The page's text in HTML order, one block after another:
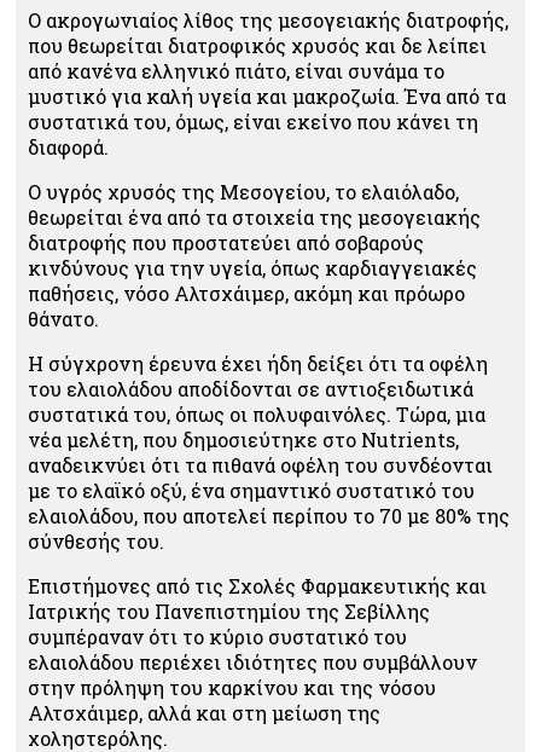
Ο ακρογωνιαίος λίθος της μεσογειακής διατροφής,
που θεωρείται διατροφικός χρυσός και δε λείπει
από κανένα ελληνικό πιάτο, είναι συνάμα το
μυστικό για καλή υγεία και μακροζωία. Ένα από τα
συστατικά του, όμως, είναι εκείνο που κάνει τη
διαφορά.
Ο υγρός χρυσός της Μεσογείου, το ελαιόλαδο,
θεωρείται ένα από τα στοιχεία της μεσογειακής
διατροφής που προστατεύει από σοβαρούς
κινδύνους για την υγεία, όπως καρδιαγγειακές
παθήσεις, νόσο Αλτσχάιμερ, ακόμη και πρόωρο
θάνατο.
Η σύγχρονη έρευνα έχει ήδη δείξει ότι τα οφέλη
του ελαιολάδου αποδίδονται σε αντιοξειδωτικά
συστατικά του, όπως οι πολυφαινόλες. Τώρα, μια
νέα μελέτη, που δημοσιεύτηκε στο Nutrients,
αναδεικνύει ότι τα πιθανά οφέλη του συνδέονται
με το ελαϊκό οξύ, ένα σημαντικό συστατικό του
ελαιολάδου, που αποτελεί περίπου το 70 με 80% της
σύνθεσής του.
Επιστήμονες από τις Σχολές Φαρμακευτικής και
Ιατρικής του Πανεπιστημίου της Σεβίλλης
συμπέραναν ότι το κύριο συστατικό του
ελαιολάδου περιέχει ιδιότητες που συμβάλλουν
στην πρόληψη του καρκίνου και της νόσου
Αλτσχάιμερ, αλλά και στη μείωση της
χοληστερόλης.